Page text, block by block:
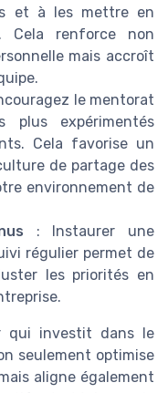
et à les mettre en
Cela renforce non
mais accroît
le mentorat
plus expérimentés
Cela favorise un
de partage des
environnement de
: Instaurer une
régulier permet de
les priorités en
qui investit dans le
seulement optimise
aligne également